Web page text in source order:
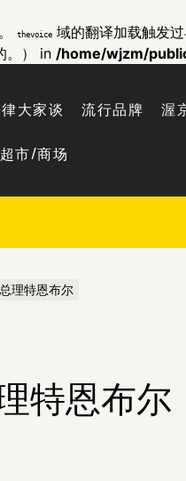
。 thevoice 域的翻译加载触发
。） in /home/wjzm/
大家谈 流行品牌 渥
市/商场
理特恩布尔
特恩布尔